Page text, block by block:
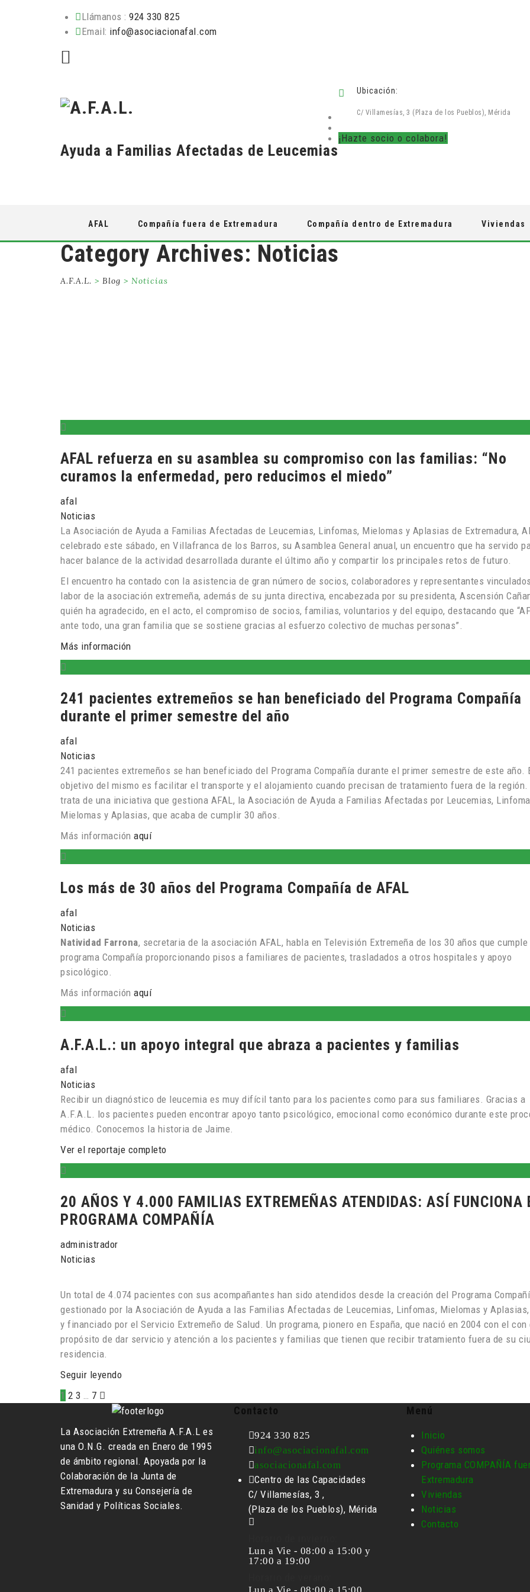
Llámanos : 924 330 825
Email: info@asociacionafal.com
Ayuda a Familias Afectadas de Leucemias
Ubicación:
C/ Villamesías, 3 (Plaza de los Pueblos), Mérida
¡Hazte socio o colabora!
content
AFAL Compañía fuera de Extremadura Compañía dentro de Extremadura Viviendas
Category Archives: Noticias
A.F.A.L. > Blog > Noticias
AFAL refuerza en su asamblea su compromiso con las familias: “No
curamos la enfermedad, pero reducimos el miedo”
afal
Noticias
La Asociación de Ayuda a Familias Afectadas de Leucemias, Linfomas, Mielomas y Aplasias de Extremadura,
celebrado este sábado, en Villafranca de los Barros, su Asamblea General anual, un encuentro que ha servido
hacer balance de la actividad desarrollada durante el último año y compartir los principales retos de futuro.
El encuentro ha contado con la asistencia de gran número de socios, colaboradores y representantes
labor de la asociación extremeña, además de su junta directiva, encabezada por su presidenta, Ascensión
quién ha agradecido, en el acto, el compromiso de socios, familias, voluntarios y del equipo, destacando que
ante todo, una gran familia que se sostiene gracias al esfuerzo colectivo de muchas personas”.
Más información
241 pacientes extremeños se han beneficiado del Programa Compañía
durante el primer semestre del año
afal
Noticias
241 pacientes extremeños se han beneficiado del Programa Compañía durante el primer semestre de este año.
objetivo del mismo es facilitar el transporte y el alojamiento cuando precisan de tratamiento fuera de la región.
trata de una iniciativa que gestiona AFAL, la Asociación de Ayuda a Familias Afectadas por Leucemias,
Mielomas y Aplasias, que acaba de cumplir 30 años.
Más información aquí
Los más de 30 años del Programa Compañía de AFAL
afal
Noticias
Natividad Farrona, secretaria de la asociación AFAL, habla en Televisión Extremeña de los 30 años que cumple
programa Compañía proporcionando pisos a familiares de pacientes, trasladados a otros hospitales y apoyo
psicológico.
Más información aquí
A.F.A.L.: un apoyo integral que abraza a pacientes y familias
afal
Noticias
Recibir un diagnóstico de leucemia es muy difícil tanto para los pacientes como para sus familiares. Gracias a
A.F.A.L. los pacientes pueden encontrar apoyo tanto psicológico, emocional como económico durante este
médico. Conocemos la historia de Jaime.
Ver el reportaje completo
20 AÑOS Y 4.000 FAMILIAS EXTREMEÑAS ATENDIDAS: ASÍ FUNCIONA
PROGRAMA COMPAÑÍA
administrador
Noticias
Un total de 4.074 pacientes con sus acompañantes han sido atendidos desde la creación del Programa
gestionado por la Asociación de Ayuda a las Familias Afectadas de Leucemias, Linfomas, Mielomas y Aplasias,
y financiado por el Servicio Extremeño de Salud. Un programa, pionero en España, que nació en 2004 con el con
propósito de dar servicio y atención a los pacientes y familias que tienen que recibir tratamiento fuera de su
residencia.
Seguir leyendo
1 2 3 … 7
La Asociación Extremeña A.F.A.L es
una O.N.G. creada en Enero de 1995
de ámbito regional. Apoyada por la
Colaboración de la Junta de
Extremadura y su Consejería de
Sanidad y Políticas Sociales.
Contacto
924 330 825
info@asociacionafal.com
asociacionafal.com
Centro de las Capacidades
C/ Villamesías, 3 ,
(Plaza de los Pueblos), Mérida
Lun a Vie - 08:00 a 15:00 y
17:00 a 19:00
Menú
Inicio
Quiénes somos
Programa COMPAÑÍA
Extremadura
Viviendas
Noticias
Contacto